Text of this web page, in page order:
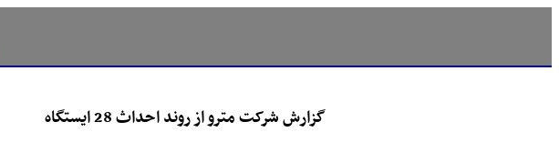
گزارش شرکت مترو از روند احداث 28 ایستگاه